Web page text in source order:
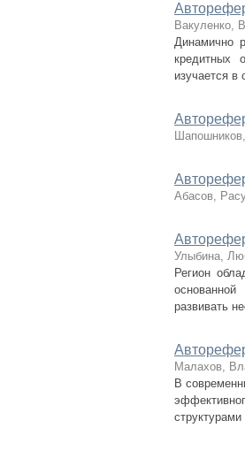
Вакуленко,
Динамично
кредитных
изучается в
Абасов,
Улыбина,
Регион
развивать
Малахов,
В